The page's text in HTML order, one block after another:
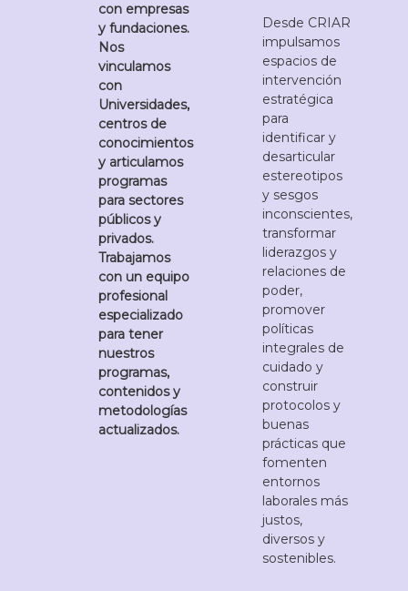
con empresas
y fundaciones.
Nos
vinculamos
con
Universidades,
centros de
conocimientos
y articulamos
programas
para sectores
públicos y
privados.
Trabajamos
con un equipo
profesional
especializado
para tener
nuestros
programas,
contenidos y
metodologías
actualizados.
Desde CRIAR
impulsamos
espacios de
intervención
estratégica
para
identificar y
desarticular
estereotipos
y sesgos
inconscientes,
transformar
liderazgos y
relaciones de
poder,
promover
políticas
integrales de
cuidado y
construir
protocolos y
buenas
prácticas que
fomenten
entornos
laborales más
justos,
diversos y
sostenibles.